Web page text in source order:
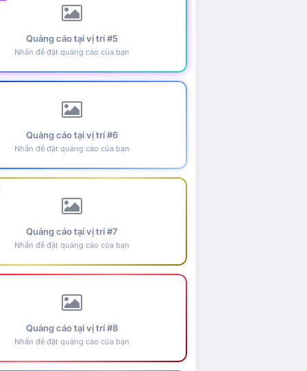
Quảng cáo tại vị trí #5
Nhấn để đặt quảng cáo của bạn
Quảng cáo tại vị trí #6
Nhấn để đặt quảng cáo của bạn
Quảng cáo tại vị trí #7
Nhấn để đặt quảng cáo của bạn
Quảng cáo tại vị trí #8
Nhấn để đặt quảng cáo của bạn